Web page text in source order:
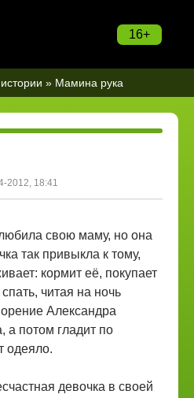
16+
» Мамина рука
2012, 18:41
свою маму, но она
так привыкла к тому,
кормит её, покупает
читая на ночь
Александра
а потом гладит по
одеяло.
девочка в своей